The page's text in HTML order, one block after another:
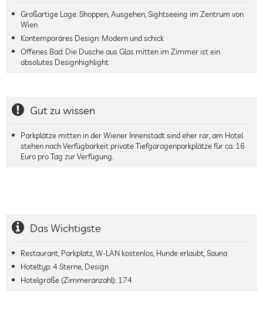
Großartige Lage: Shoppen, Ausgehen, Sightseeing im Zentrum von
Wien
Kontemporäres Design: Modern und schick
Offenes Bad: Die Dusche aus Glas mitten im Zimmer ist ein
absolutes Designhighlight
Gut zu wissen
Parkplätze mitten in der Wiener Innenstadt sind eher rar, am Hotel
stehen nach Verfügbarkeit private Tiefgaragenparkplätze für ca. 16
Euro pro Tag zur Verfügung.
Das Wichtigste
Restaurant, Parkplatz, W-LAN kostenlos, Hunde erlaubt, Sauna
Hoteltyp: 4 Sterne, Design
Hotelgröße (Zimmeranzahl): 174